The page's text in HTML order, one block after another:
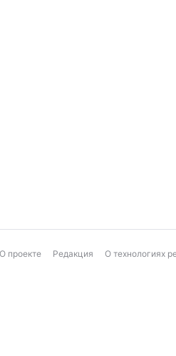
О проекте Редакция О технологиях